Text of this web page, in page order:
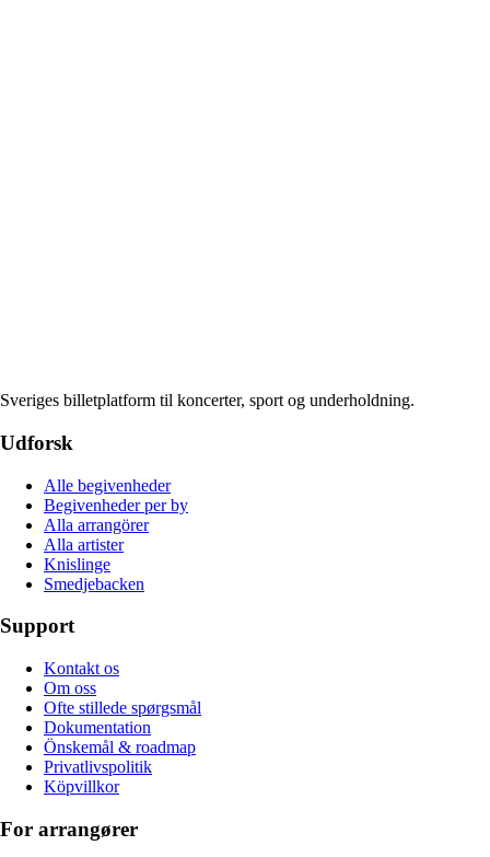
Sveriges billetplatform til koncerter, sport og underholdning.
Udforsk
Alle begivenheder
Begivenheder per by
Alla arrangörer
Alla artister
Knislinge
Smedjebacken
Support
Kontakt os
Om oss
Ofte stillede spørgsmål
Dokumentation
Önskemål & roadmap
Privatlivspolitik
Köpvillkor
For arrangører